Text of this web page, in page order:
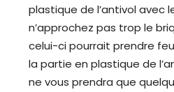
plastique de l’antivol avec
n’approchez pas trop le
celui-ci pourrait prendre
la partie en plastique de
ne vous prendra que